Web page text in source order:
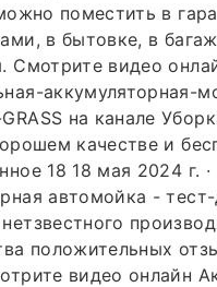
поместить в
в бытовке, в
Смотрите видео
аккумуляторная-
на канале
качестве и
18 18 мая 2024 г. ·
автомойка -
положительных
видео онлайн